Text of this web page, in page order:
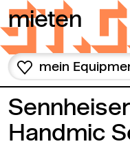
Zum Inhalt springen
mieten
mein
Handmic